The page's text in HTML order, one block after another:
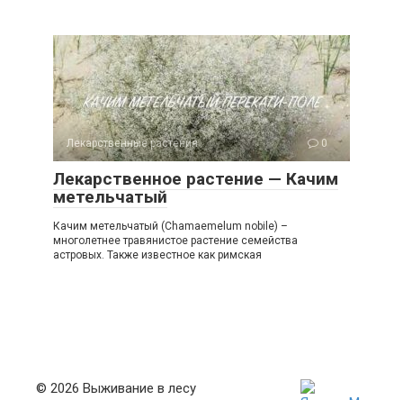
Лекарственные растения 0
Лекарственное растение — Качим
метельчатый
Качим метельчатый (Chamaemelum nobile) –
многолетнее травянистое растение семейства
астровых. Также известное как римская
© 2026 Выживание в лесу